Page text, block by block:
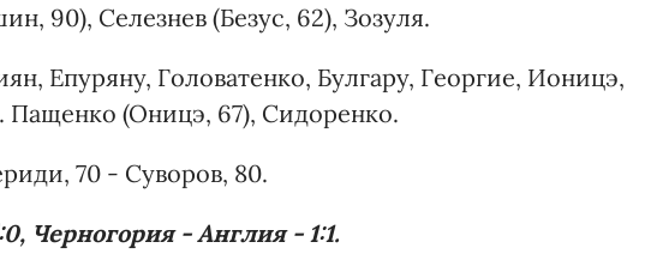
90), Селезнев (Безус, 62), Зозуля.
Епуряну, Головатенко, Булгару, Георгие, Ионицэ,
Пащенко (Оницэ, 67), Сидоренко.
70 - Суворов, 80.
Черногория - Англия - 1:1.